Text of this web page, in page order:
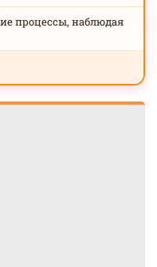
процессы, наблюдая